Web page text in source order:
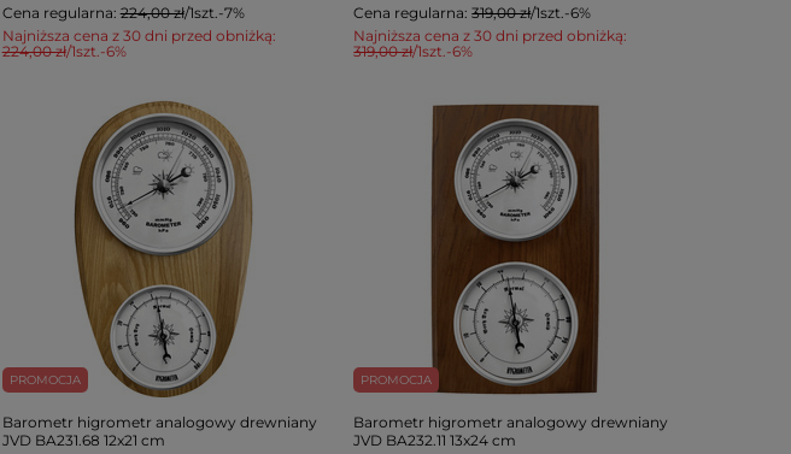
Najniższa cena z 30 dni przed obniżką:
224,00 zł/1szt.-6%
Cena regularna:224,00 zł/1szt.-7%
Najniższa cena z 30 dni przed obniżką:
319,00 zł/1szt.-6%
Cena regularna:319,00 zł/1szt.-6%
PROMOCJA
Barometr higrometr analogowy drewniany
JVD BA231.68 12x21 cm
PROMOCJA
Barometr higrometr analogowy drewniany
JVD BA232.11 13x24 cm